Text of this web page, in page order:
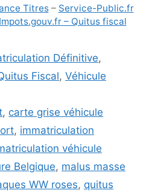
Titres– Service-Public.fr
Impots.gouv.fr – Quitus fiscal
Définitive,
Fiscal, Véhicule
, carte grise véhicule
, immatriculation
véhicule
Belgique, malus masse
WW roses, quitus